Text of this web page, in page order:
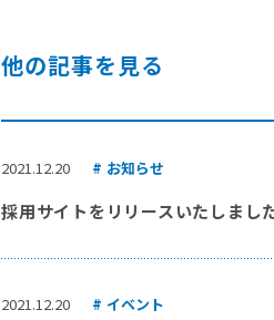
他の記事を見る
2021.12.20 お知らせ
採用サイトをリリースいたしました
2021.12.20 イベント